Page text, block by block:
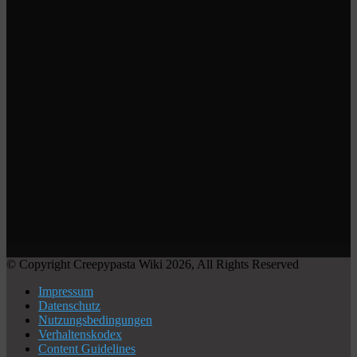
© Copyright Creepypasta Wiki 2026, All Rights Reserved
Impressum
Datenschutz
Nutzungsbedingungen
Verhaltenskodex
Content Guidelines